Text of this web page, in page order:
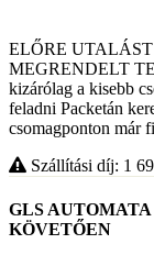
ELŐRE
MEGRENDELT
kizárólag a kisebb
feladni Packetán
csomagponton már
Szállítási díj: 1
GLS
KÖVETŐEN